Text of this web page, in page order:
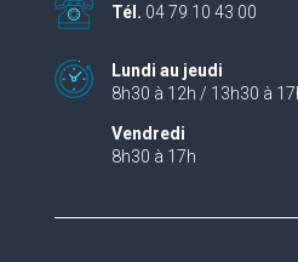
Tél. 04 79 10 43 00
Lundi au jeudi
8h30 à 12h / 13h30 à
Vendredi
8h30 à 17h